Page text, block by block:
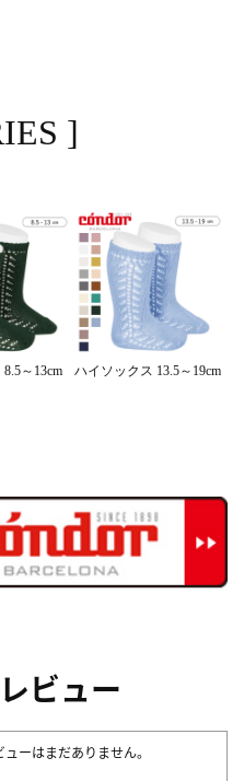
]
～13cm ハイソックス 13.5～19cm
ビュー
ーはまだありません。